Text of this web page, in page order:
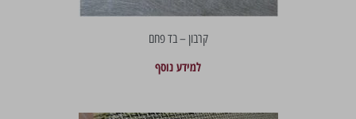
קרבון – בד פחם
למידע נוסף